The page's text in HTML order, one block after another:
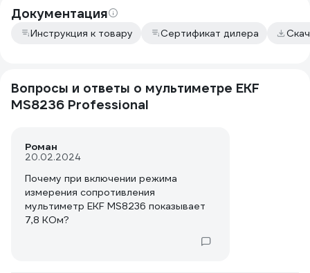
Документация
Инструкция к товару Сертификат дилера
Вопросы и ответы о мультиметре EKF
MS8236 Professional
Роман
20.02.2024
Почему при включении режима
измерения сопротивления
мультиметр EKF MS8236 показывает
7,8 КОм?